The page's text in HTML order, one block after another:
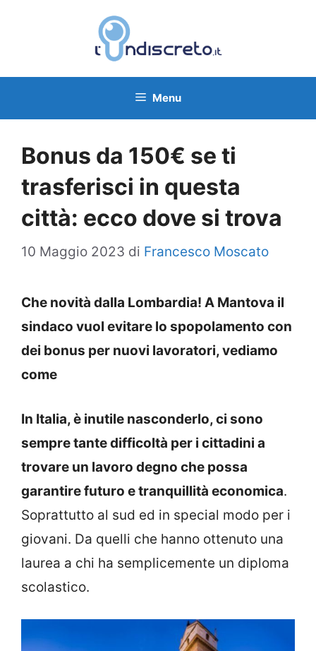
Menu
Bonus da 150€ se ti
trasferisci in questa
città: ecco dove si trova
10 Maggio 2023 di Francesco Moscato
Che novità dalla Lombardia! A Mantova il
sindaco vuol evitare lo spopolamento con
dei bonus per nuovi lavoratori, vediamo
come
In Italia, è inutile nasconderlo, ci sono
sempre tante difficoltà per i cittadini a
trovare un lavoro degno che possa
garantire futuro e tranquillità economica.
Soprattutto al sud ed in special modo per i
giovani. Da quelli che hanno ottenuto una
laurea a chi ha semplicemente un diploma
scolastico.